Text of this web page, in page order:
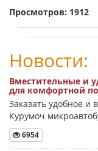
Просмотров: 1912
Новости:
Вместительные и
для комфортной
Заказать удобное и
Курумоч
6954